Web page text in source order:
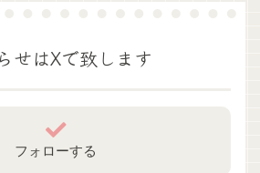
せはXで致します
フォローする